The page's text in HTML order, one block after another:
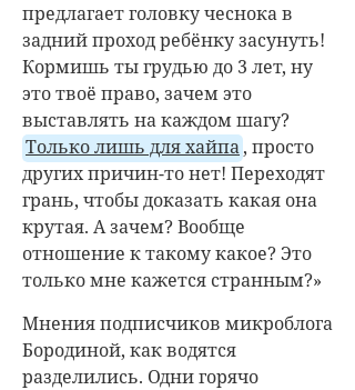
предлагает головку чеснока в
задний проход ребёнку засунуть!
Кормишь ты грудью до 3 лет, ну
это твоё право, зачем это
выставлять на каждом шагу?
Только лишь для хайпа, просто
других причин-то нет! Переходят
грань, чтобы доказать какая она
крутая. А зачем? Вообще
отношение к такому какое? Это
только мне кажется странным?»
Мнения подписчиков микроблога
Бородиной, как водятся
разделились. Одни горячо